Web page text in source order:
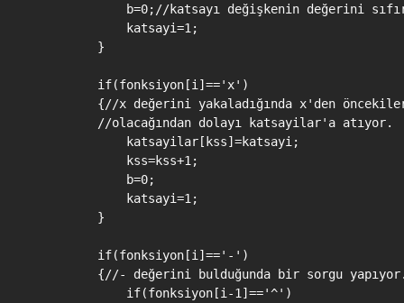
b=0;//katsayı değişkenin değerini
            katsayi=1;
        }
        if(fonksiyon[i]=='x')
{//x değerini yakaladığında x'den
        //olacağından dolayı katsayilar'a atıyor.
            katsayilar[kss]=katsayi;
            kss=kss+1;
            b=0;
            katsayi=1;
        }
        if(fonksiyon[i]=='-')
{//- değerini bulduğunda bir sorgu
            if(fonksiyon[i-1]=='^')